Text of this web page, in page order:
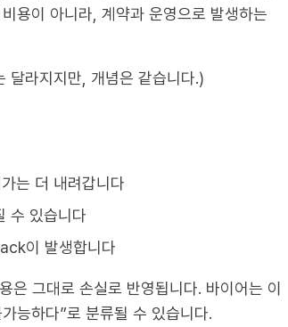
용이 아니라, 계약과 운영으로 발생하는
달라지지만, 개념은 같습니다.)
는 더 내려갑니다
수 있습니다
이 발생합니다
그대로 손실로 반영됩니다. 바이어는 이
능하다”로 분류될 수 있습니다.